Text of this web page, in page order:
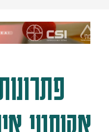
אקוסטי